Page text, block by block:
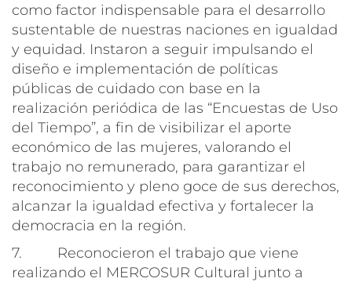
como factor indispensable para el desarrollo
sustentable de nuestras naciones en igualdad
y equidad. Instaron a seguir impulsando el
diseño e implementación de políticas
públicas de cuidado con base en la
realización periódica de las “Encuestas de Uso
del Tiempo”, a fin de visibilizar el aporte
económico de las mujeres, valorando el
trabajo no remunerado, para garantizar el
reconocimiento y pleno goce de sus derechos,
alcanzar la igualdad efectiva y fortalecer la
democracia en la región.
7. Reconocieron el trabajo que viene
realizando el MERCOSUR Cultural junto a